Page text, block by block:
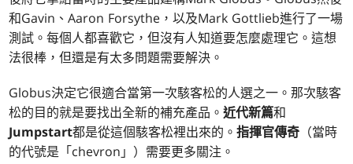
和Gavin、Aaron Forsythe，以及Mark Gottlieb進行了一場
測試。每個人都喜歡它，但沒有人知道要怎麼處理它。這想
法很棒，但還是有太多問題需要解決。
Globus決定它很適合當第一次駭客松的人選之一。那次駭客
松的目的就是要找出全新的補充產品。近代新篇和
Jumpstart都是從這個駭客松裡出來的。指揮官傳奇 （當時
的代號是「chevron」）需要更多關注。